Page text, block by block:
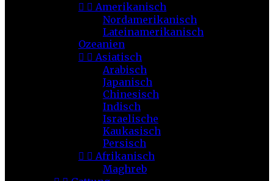
  Amerikanisch
Nordamerikanisch
Lateinamerikanisch
Ozeanien
  Asiatisch
Arabisch
Japanisch
Chinesisch
Indisch
Israelische
Kaukasisch
Persisch
  Afrikanisch
Maghreb